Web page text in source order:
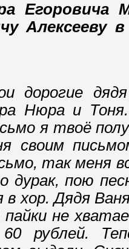
Егоровича
Алексееву
дорогие
Нюра и
я твоё
своим
так меня
дурак, пою
в хор. Дядя
не
рублей.